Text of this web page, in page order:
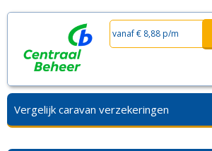
vanaf € 8,88 p/m
Vergelijk caravan verzekeringen